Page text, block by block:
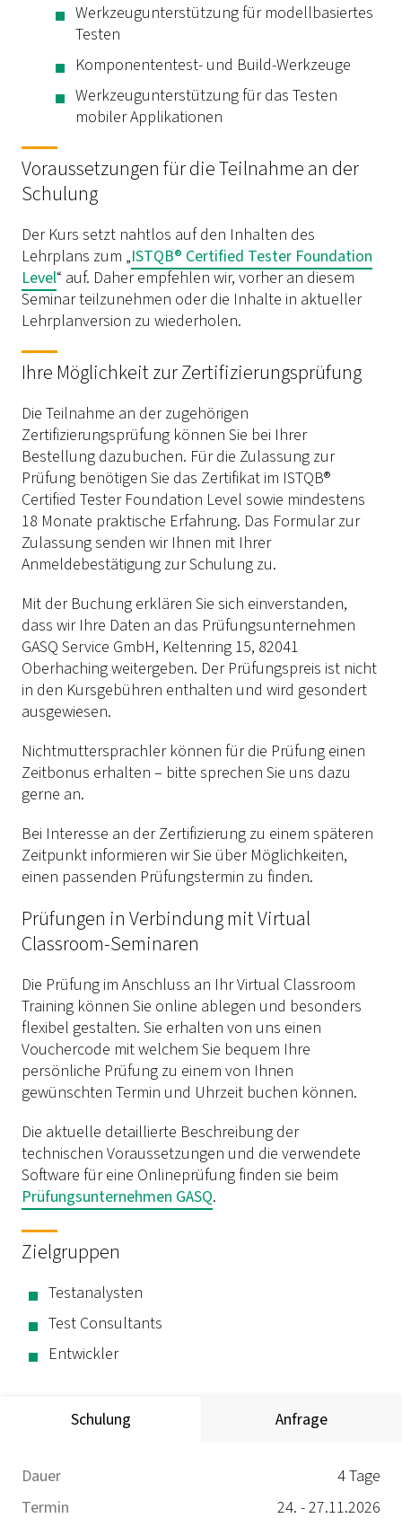
Schulung Anfrage
Dauer
4 Tage
Termin
24. - 27.11.2026
Werkzeugunterstützung für modellbasiertes
Testen
Komponententest- und Build-Werkzeuge
Werkzeugunterstützung für das Testen
mobiler Applikationen
Voraussetzungen für die Teilnahme an der
Schulung
Der Kurs setzt nahtlos auf den Inhalten des
Lehrplans zum „ISTQB® Certified Tester Foundation
Level“ auf. Daher empfehlen wir, vorher an diesem
Seminar teilzunehmen oder die Inhalte in aktueller
Lehrplanversion zu wiederholen.
Ihre Möglichkeit zur Zertifizierungsprüfung
Die Teilnahme an der zugehörigen
Zertifizierungsprüfung können Sie bei Ihrer
Bestellung dazubuchen. Für die Zulassung zur
Prüfung benötigen Sie das Zertifikat im ISTQB®
Certified Tester Foundation Level sowie mindestens
18 Monate praktische Erfahrung. Das Formular zur
Zulassung senden wir Ihnen mit Ihrer
Anmeldebestätigung zur Schulung zu.
Mit der Buchung erklären Sie sich einverstanden,
dass wir Ihre Daten an das Prüfungsunternehmen
GASQ Service GmbH, Keltenring 15, 82041
Oberhaching weitergeben. Der Prüfungspreis ist nicht
in den Kursgebühren enthalten und wird gesondert
ausgewiesen.
Nichtmuttersprachler können für die Prüfung einen
Zeitbonus erhalten – bitte sprechen Sie uns dazu
gerne an.
Bei Interesse an der Zertifizierung zu einem späteren
Zeitpunkt informieren wir Sie über Möglichkeiten,
einen passenden Prüfungstermin zu finden.
Prüfungen in Verbindung mit Virtual
Classroom-Seminaren
Die Prüfung im Anschluss an Ihr Virtual Classroom
Training können Sie online ablegen und besonders
flexibel gestalten. Sie erhalten von uns einen
Vouchercode mit welchem Sie bequem Ihre
persönliche Prüfung zu einem von Ihnen
gewünschten Termin und Uhrzeit buchen können.
Die aktuelle detaillierte Beschreibung der
technischen Voraussetzungen und die verwendete
Software für eine Onlineprüfung finden sie beim
Prüfungsunternehmen GASQ.
Zielgruppen
Testanalysten
Test Consultants
Entwickler